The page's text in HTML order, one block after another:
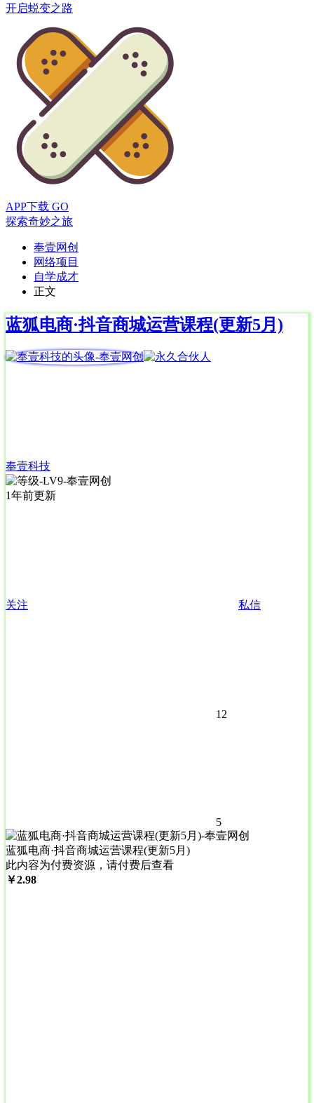
开启蜕变之路
APP下载 GO
探索奇妙之旅
奉壹网创
网络项目
自学成才
正文
蓝狐电商·抖音商城运营课程(更新5月)
奉壹科技
1年前更新
关注 私信
12
5
蓝狐电商·抖音商城运营课程(更新5月)
此内容为付费资源，请付费后查看
￥2.98